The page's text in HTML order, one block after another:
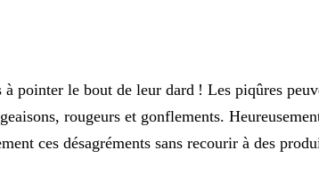
pointer le bout de leur dard ! Les piqûres
rougeurs et gonflements.
ces désagréments sans recourir à des